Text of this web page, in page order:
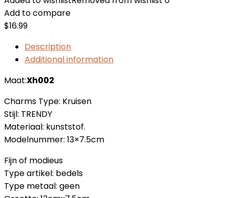
Add to compare
$16.99
Description
Additional information
Maat:Xh002
Charms Type: Kruisen
Stijl: TRENDY
Materiaal: kunststof.
Modelnummer: 13×7.5cm
Fijn of modieus
Type artikel: bedels
Type metaal: geen